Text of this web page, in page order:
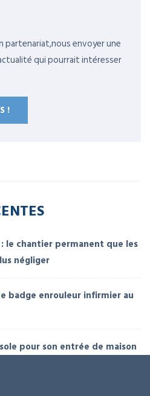
partenariat,nous envoyer une
qui pourrait intéresser
!
le chantier permanent que les
négliger
badge enrouleur infirmier au
pour son entrée de maison